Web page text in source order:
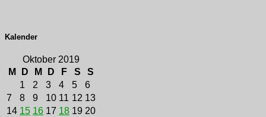
Kalender
Oktober 2019
M
D M D F S
S
1
2 3 4 5
6
7
8 9 10 11 12 13
14 15 16 17 18 19 20